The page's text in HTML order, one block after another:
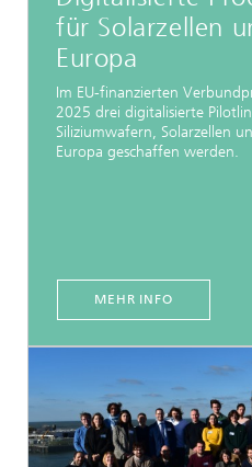
für Solarzellen
Europa
Im EU-finanzierten
2025 drei digitalisierte
Siliziumwafern, Solarzellen
Europa geschaffen werden.
MEHR INFO